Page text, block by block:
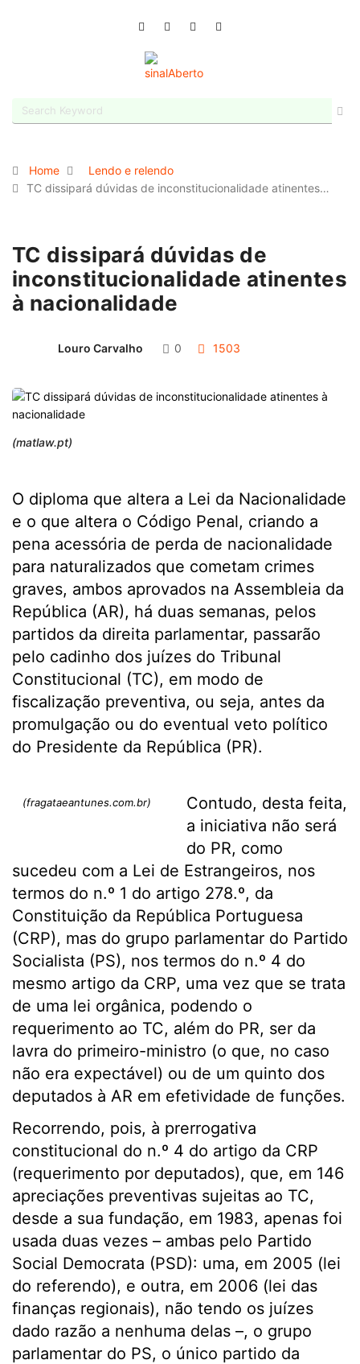
Home
Lendo e relendo
TC dissipará dúvidas de inconstitucionalidade atinentes…
TC dissipará dúvidas de
inconstitucionalidade atinentes
à nacionalidade
Louro Carvalho 0 1503
(matlaw.pt)
O diploma que altera a Lei da Nacionalidade
e o que altera o Código Penal, criando a
pena acessória de perda de nacionalidade
para naturalizados que cometam crimes
graves, ambos aprovados na Assembleia da
República (AR), há duas semanas, pelos
partidos da direita parlamentar, passarão
pelo cadinho dos juízes do Tribunal
Constitucional (TC), em modo de
fiscalização preventiva, ou seja, antes da
promulgação ou do eventual veto político
do Presidente da República (PR).
(fragataeantunes.com.br)
Contudo, desta feita,
a iniciativa não será
do PR, como
sucedeu com a Lei de Estrangeiros, nos
termos do n.º 1 do artigo 278.º, da
Constituição da República Portuguesa
(CRP), mas do grupo parlamentar do Partido
Socialista (PS), nos termos do n.º 4 do
mesmo artigo da CRP, uma vez que se trata
de uma lei orgânica, podendo o
requerimento ao TC, além do PR, ser da
lavra do primeiro-ministro (o que, no caso
não era expectável) ou de um quinto dos
deputados à AR em efetividade de funções.
Recorrendo, pois, à prerrogativa
constitucional do n.º 4 do artigo da CRP
(requerimento por deputados), que, em 146
apreciações preventivas sujeitas ao TC,
desde a sua fundação, em 1983, apenas foi
usada duas vezes – ambas pelo Partido
Social Democrata (PSD): uma, em 2005 (lei
do referendo), e outra, em 2006 (lei das
finanças regionais), não tendo os juízes
dado razão a nenhuma delas –, o grupo
parlamentar do PS, o único partido da